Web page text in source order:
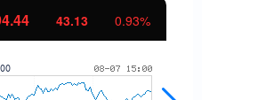
43.13 0.93%